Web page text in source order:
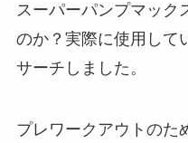
スーパーパンプマック
のか？実際に使用して
サーチしました。
プレワークアウトのた